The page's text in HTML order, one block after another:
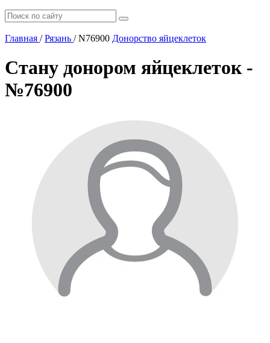
Главная / Рязань /N76900 Донорство яйцеклеток
Стану донором яйцеклеток -
№76900